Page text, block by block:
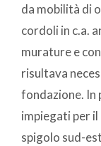
da mobilità di
cordoli in c.a.
murature e
risultava
fondazione. In
impiegati per
spigolo sud-